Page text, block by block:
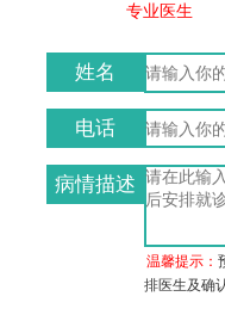
专业医生
姓名
电话
病情描述
温馨提示：
排医生及确